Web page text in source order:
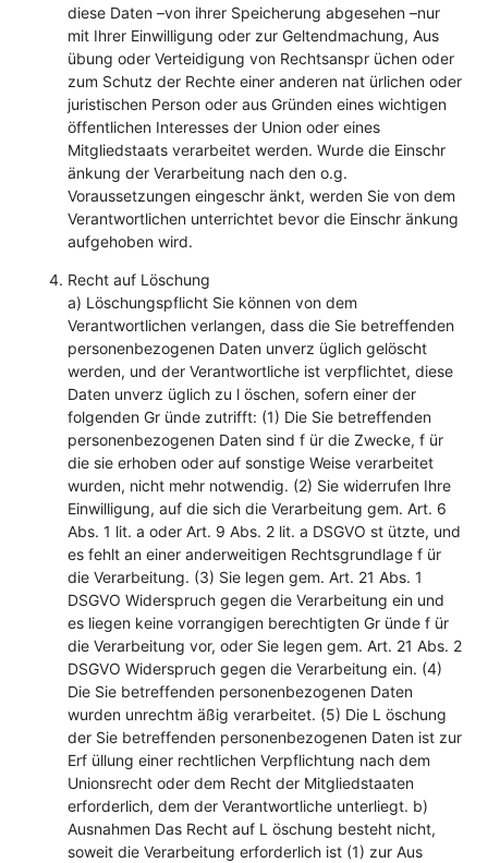
diese Daten –von ihrer Speicherung abgesehen –nur
mit Ihrer Einwilligung oder zur Geltendmachung, Aus
übung oder Verteidigung von Rechtsanspr üchen oder
zum Schutz der Rechte einer anderen nat ürlichen oder
juristischen Person oder aus Gründen eines wichtigen
öffentlichen Interesses der Union oder eines
Mitgliedstaats verarbeitet werden. Wurde die Einschr
änkung der Verarbeitung nach den o.g.
Voraussetzungen eingeschr änkt, werden Sie von dem
Verantwortlichen unterrichtet bevor die Einschr änkung
aufgehoben wird.
Recht auf Löschung
a) Löschungspflicht Sie können von dem
Verantwortlichen verlangen, dass die Sie betreffenden
personenbezogenen Daten unverz üglich gelöscht
werden, und der Verantwortliche ist verpflichtet, diese
Daten unverz üglich zu l öschen, sofern einer der
folgenden Gr ünde zutrifft: (1) Die Sie betreffenden
personenbezogenen Daten sind f ür die Zwecke, f ür
die sie erhoben oder auf sonstige Weise verarbeitet
wurden, nicht mehr notwendig. (2) Sie widerrufen Ihre
Einwilligung, auf die sich die Verarbeitung gem. Art. 6
Abs. 1 lit. a oder Art. 9 Abs. 2 lit. a DSGVO st ützte, und
es fehlt an einer anderweitigen Rechtsgrundlage f ür
die Verarbeitung. (3) Sie legen gem. Art. 21 Abs. 1
DSGVO Widerspruch gegen die Verarbeitung ein und
es liegen keine vorrangigen berechtigten Gr ünde f ür
die Verarbeitung vor, oder Sie legen gem. Art. 21 Abs. 2
DSGVO Widerspruch gegen die Verarbeitung ein. (4)
Die Sie betreffenden personenbezogenen Daten
wurden unrechtm äßig verarbeitet. (5) Die L öschung
der Sie betreffenden personenbezogenen Daten ist zur
Erf üllung einer rechtlichen Verpflichtung nach dem
Unionsrecht oder dem Recht der Mitgliedstaaten
erforderlich, dem der Verantwortliche unterliegt. b)
Ausnahmen Das Recht auf L öschung besteht nicht,
soweit die Verarbeitung erforderlich ist (1) zur Aus